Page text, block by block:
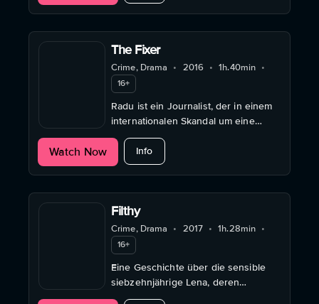
The Fixer
Crime, Drama • 2016 • 1h.40min •
16+
Radu ist ein Journalist, der in einem
internationalen Skandal um eine
minderjährige Prostituierte seine
Chance auf einen großen Coup
sieht.
Watch Now Infoabout The Fixer
Filthy
Crime, Drama • 2017 • 1h.28min •
16+
Eine Geschichte über die sensible
siebzehnjährige Lena, deren
behütete Teenagerwelt durch ein